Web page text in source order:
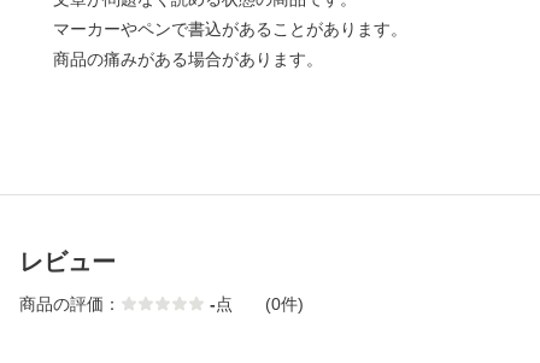
マーカーやペンで書込があることがあります。
商品の痛みがある場合があります。
レビュー
商品の評価： -点 (0件)